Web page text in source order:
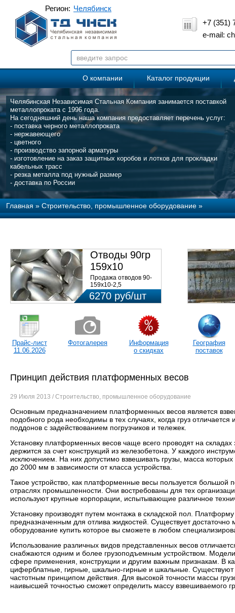
+7 (351)
e-mail:
Челябинск
Регион:
О компании Каталог продукции
Челябинская Независимая Стальная Компания занимается поставкой
металлопроката с 1996 года.
На сегодняшний день наша компания предоставляет перечень услуг:
- поставка черного металлопроката
- нержавеющего
- цветного
- производство запорной арматуры
- изготовление на заказ защитных коробов и лотков для прокладки
кабельных трасс
- резка металла под нужный размер
- доставка по России
Главная»Строительство, промышленное оборудование»
Принцип действия платформенных весов
Отводы 90гр
159х10
08Х18Н10Т
Продажа отводов 90-
159х10-2,5
ст.08Х18Н10Т 09ОСТ
34.10.418-90 по низким
6270 руб/шт
Прайс-лист
11.06.2026
Фотогалерея
Информация
о скидках
География
поставок
Принцип действия платформенных весов
29 Июля 2013 / Строительство, промышленное оборудование
Основным предназначением платформенных весов является
подобного рода необходимы в тех случаях, когда груз
поддонов с задействованием погрузчиков и тележек.
Установку платформенных весов чаще всего проводят на
держится за счет конструкций из железобетона. У каждого
исключением. На них допустимо взвешивать грузы, масса
до 2000 мм в зависимости от класса устройства.
Такое устройство, как платформенные весы пользуется
отраслях промышленности. Они востребованы для тех
используют крупные корпорации, испытывающие различное
Установку производят путем монтажа в складской пол.
предназначенным для отлива жидкостей. Существует
оборудование купить которое вы сможете в любом
Использование различных видов представленных весов
снабжаются одним и более грузоподъемным устройством. Модели
сфере применения, конструкции и другим важным признакам. В
циферблатные, гирные, шкально-гирные и шкальные.
частотным принципом действия. Для высокой точности массы
наивысшей точностью сможет определить массу взвешиваемого